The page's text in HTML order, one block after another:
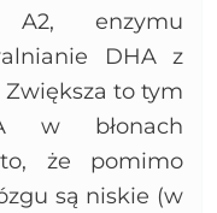
A2, enzymu
DHA z
to tym
w błonach
to, że pomimo
są niskie (w